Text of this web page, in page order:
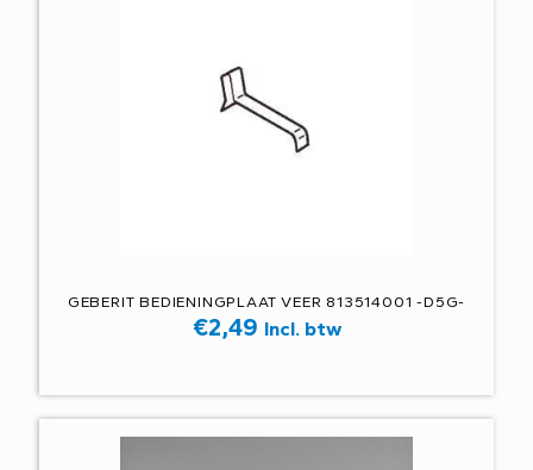
GEBERIT BEDIENINGPLAAT VEER 813514001 -D5G-
€2,49 Incl. btw